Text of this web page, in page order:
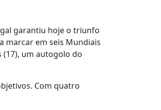
garantiu hoje o triunfo
marcar em seis Mundiais
um autogolo do
Com quatro